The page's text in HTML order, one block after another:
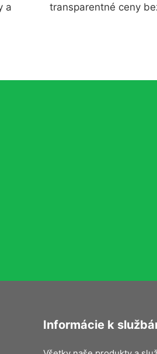
a
transparentné ceny
Informácie k